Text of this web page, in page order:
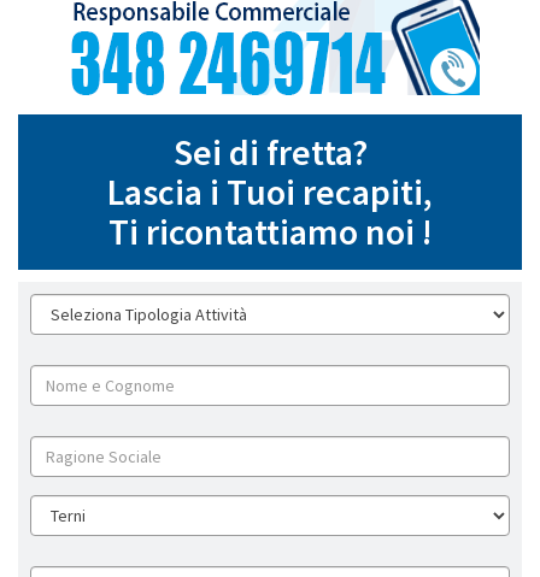
Sei di fretta?
Lascia i Tuoi recapiti,
Ti ricontattiamo noi !